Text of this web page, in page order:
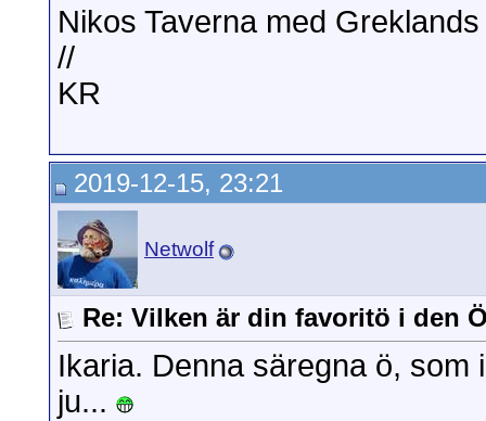
Nikos Taverna med
//
KR
2019-12-15, 23:21
Netwolf
Re: Vilken är din favoritö i den
Ikaria. Denna säregna ö, som
ju...